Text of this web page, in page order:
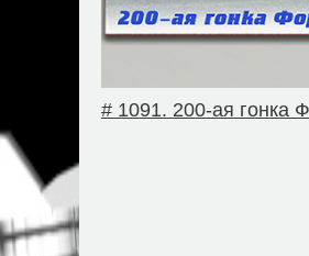
# 1091. 200-ая гонка